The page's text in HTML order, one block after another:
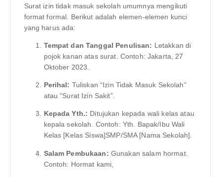
Surat izin tidak masuk sekolah umumnya mengikuti
format formal. Berikut adalah elemen-elemen kunci
yang harus ada:
Tempat dan Tanggal Penulisan: Letakkan di
pojok kanan atas surat. Contoh: Jakarta, 27
Oktober 2023.
Perihal: Tuliskan “Izin Tidak Masuk Sekolah”
atau “Surat Izin Sakit”.
Kepada Yth.: Ditujukan kepada wali kelas atau
kepala sekolah. Contoh: Yth. Bapak/Ibu Wali
Kelas [Kelas Siswa]SMP/SMA [Nama Sekolah].
Salam Pembukaan: Gunakan salam hormat.
Contoh: Hormat kami,